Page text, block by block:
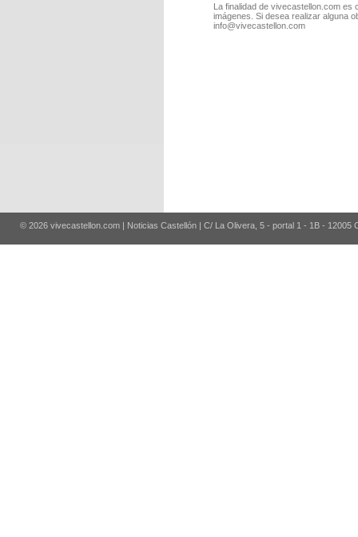
La finalidad de vivecastellon.com
imágenes. Si desea realizar alguna
info@vivecastellon.com
© 2026 vivecastellon.com | Noticias Castellón | C/ La Olivera, 5 - portal 1 - 1B - 12005